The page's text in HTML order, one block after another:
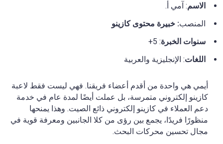
الاسم: آمي أ.
المنصب: خبيرة محتوى كازينو
سنوات الخبرة: 5+
اللغات: الإنجليزية والعربية
أيمي هي واحدة من أقدم أعضاء فريقنا. فهي ليست فقط لاعبة
كازينو إلكتروني متمرسة، بل عملت أيضًا لمدة عام في خدمة
دعم العملاء في كازينو إلكتروني ذائع الصيت. وهذا يمنحها
منظورًا فريدًا، يجمع بين رؤى من كلا الجانبين ومعرفة قوية في
مجال تحسين محركات البحث.